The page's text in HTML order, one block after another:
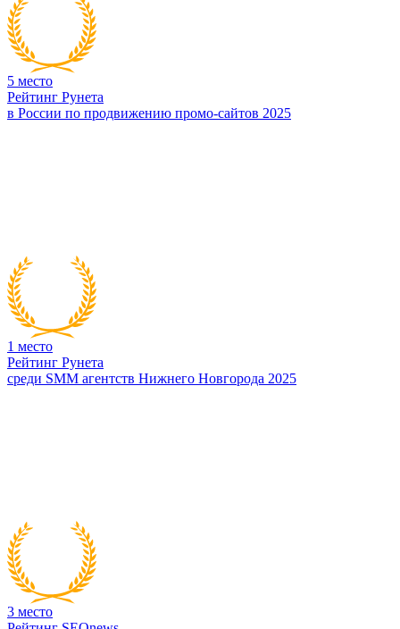
5 место
Рейтинг Рунета
в России по продвижению промо-сайтов 2025
1 место
Рейтинг Рунета
среди SMM агентств Нижнего Новгорода 2025
3 место